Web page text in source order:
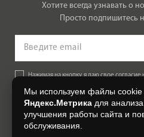
Хотите всегда узнавать о
Просто подпишитесь
Нажимая на кнопку, я даю свое согласие
Согласии на обработку персональных
Мы используем файлы cookie
Яндекс.Метрика для
улучшения работы сайта и
обслуживания.